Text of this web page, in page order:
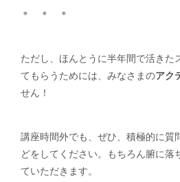
＊ ＊ ＊
ただし、ほんとうに半年間で活きた
てもらうためには、みなさまのアク
せん！
講座時間外でも、ぜひ、積極的に質
どをしてください。もちろん腑に落
ていただきます。